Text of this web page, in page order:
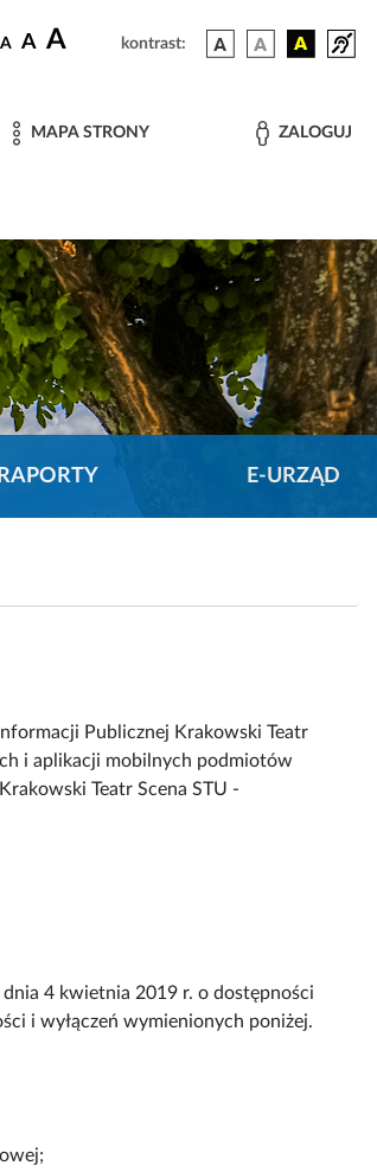
A A A kontrast:
MAPA STRONY ZALOGUJ
E-URZĄD
Publicznej Krakowski Teatr
i aplikacji mobilnych podmiotów
Teatr Scena STU -
4 kwietnia 2019 r. o dostępności
i wyłączeń wymienionych poniżej.